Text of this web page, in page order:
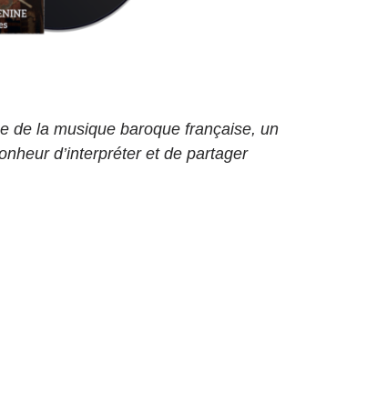
de la musique baroque française, un
d’interpréter et de partager